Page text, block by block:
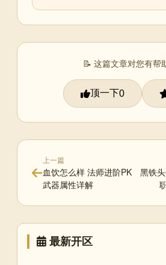
📝 这篇文章对您有帮
顶一下0
上一篇
血饮怎么样 法师进阶PK
武器属性详解
黑铁
最新开区